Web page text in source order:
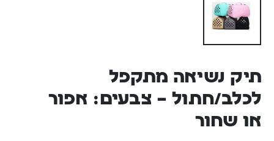
תיק נשיאה מתקפל
לכלב/חתול – צבעים: אפור
או שחור